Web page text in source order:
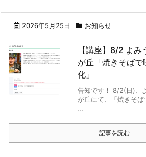
2026年5月25日 お知らせ
【講座】8/2 よ
が丘「焼きそば
化」
告知です！ 8/2(日)、
が丘にて、「焼きそば
...
記事を読む